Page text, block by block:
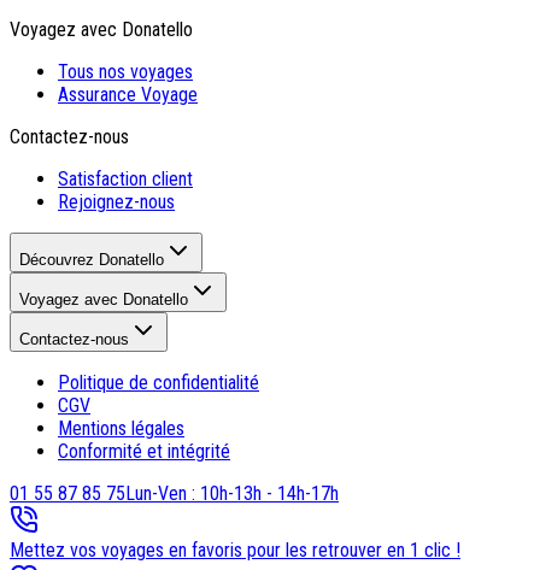
Voyagez avec Donatello
Tous nos voyages
Assurance Voyage
Contactez-nous
Satisfaction client
Rejoignez-nous
Découvrez Donatello
Voyagez avec Donatello
Contactez-nous
Politique de confidentialité
CGV
Mentions légales
Conformité et intégrité
01 55 87 85 75Lun-Ven : 10h-13h - 14h-17h
Mettez vos voyages en favoris pour les retrouver en 1 clic !